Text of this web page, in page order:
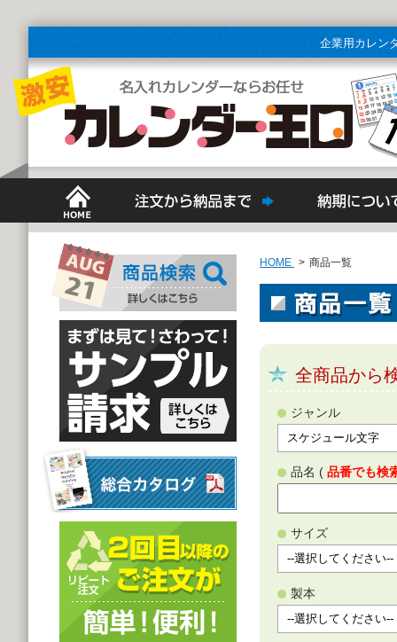
企業用カレン
HOME > 商品一覧
全商品から
ジャンル
品名 ( 品番でも検
サイズ
製本